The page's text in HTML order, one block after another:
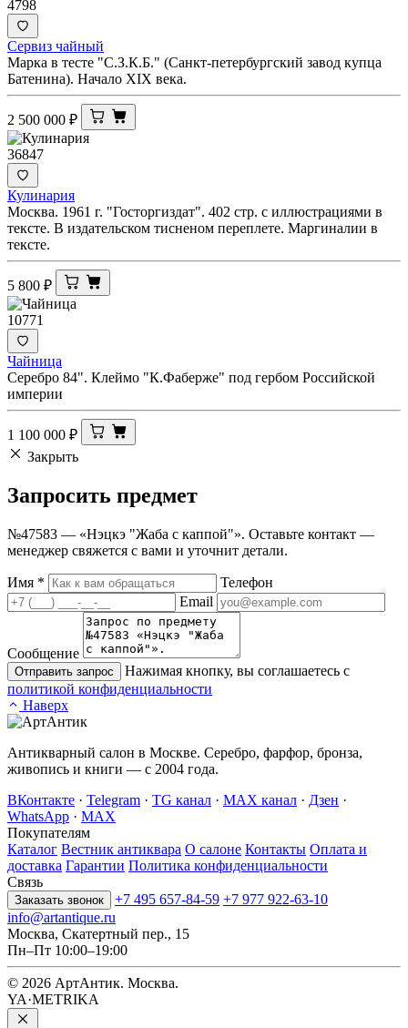
4798
Сервиз чайный
Марка в тесте "С.З.К.Б." (Санкт-петербургский завод купца
Батенина). Начало XIX века.
2 500 000 ₽
36847
Кулинария
Москва. 1961 г. "Госторгиздат". 402 стр. с иллюстрациями в
тексте. В издательском тисненом переплете. Маргиналии в
тексте.
5 800 ₽
10771
Чайница
Серебро 84". Клеймо "К.Фаберже" под гербом Российской
империи
1 100 000 ₽
Закрыть
Запросить предмет
№47583 — «Нэцкэ "Жаба с каппой"». Оставьте контакт —
менеджер свяжется с вами и уточнит детали.
Имя *
Телефон
Email
Сообщение
Отправить запрос
Нажимая кнопку, вы соглашаетесь с
политикой конфиденциальности
Наверх
Антикварный салон в Москве. Серебро, фарфор, бронза,
живопись и книги — с 2004 года.
ВКонтакте · Telegram · TG канал · MAX канал · Дзен ·
WhatsApp · MAX
Покупателям
Каталог Вестник антиквара О салоне Контакты Оплата и
доставка Гарантии Политика конфиденциальности
Связь
Заказать звонок +7 495 657-84-59 +7 977 922-63-10
info@artantique.ru
Москва, Скатертный пер., 15
Пн–Пт 10:00–19:00
© 2026 АртАнтик. Москва.
YA·METRIKA